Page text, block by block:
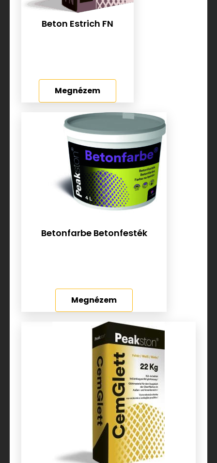
Beton Estrich FN
Megnézem
Betonfarbe Betonfesték
Megnézem